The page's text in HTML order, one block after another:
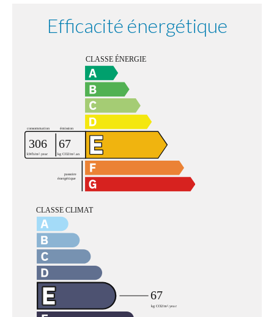
Efficacité énergétique